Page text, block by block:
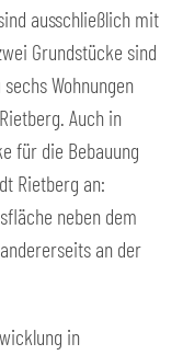
ausschließlich mit
Grundstücke sind
Wohnungen
Auch in
für die Bebauung
Rietberg an:
neben dem
an der
in